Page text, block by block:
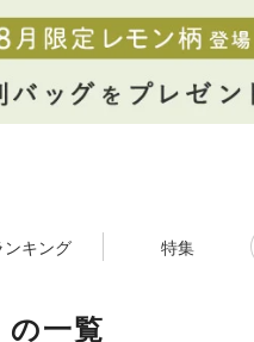
ンキング 特集
一覧